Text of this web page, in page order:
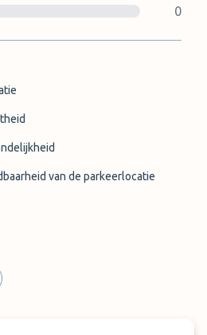
0
van de parkeerlocatie